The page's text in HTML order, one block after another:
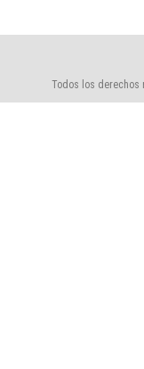
Todos los derechos